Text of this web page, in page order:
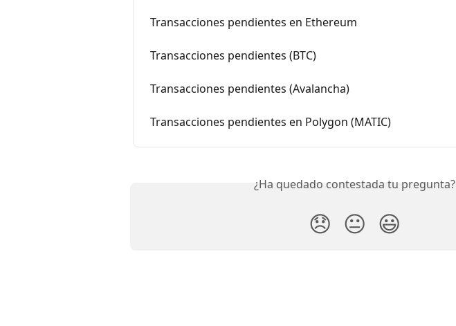
Transacciones pendientes en Ethereum
Transacciones pendientes (BTC)
Transacciones pendientes (Avalancha)
Transacciones pendientes en Polygon (MATIC)
¿Ha quedado contestada tu pregunta?
😞 😐 😃